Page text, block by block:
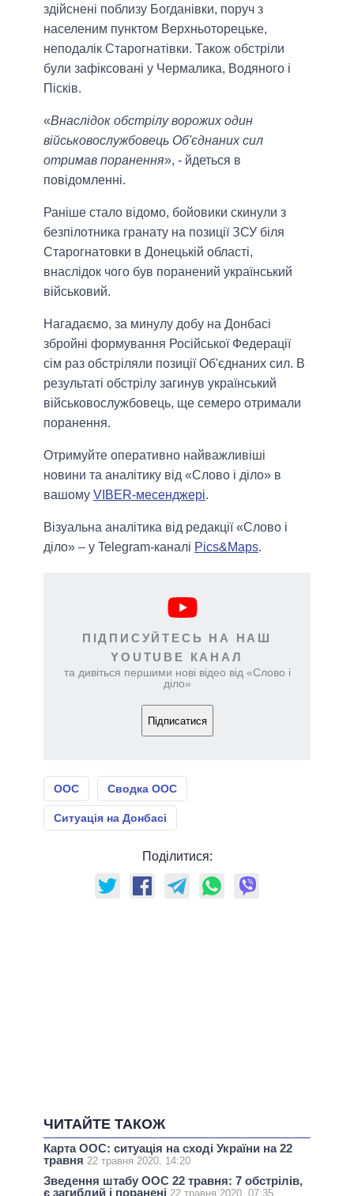
здійснені поблизу Богданівки, поруч з
населеним пунктом Верхньоторецьке,
неподалік Старогнатівки. Також обстріли
були зафіксовані у Чермалика, Водяного і
Пісків.
«Внаслідок обстрілу ворожих один
військовослужбовець Об'єднаних сил
отримав поранення», - йдеться в
повідомленні.
Раніше стало відомо, бойовики скинули з
безпілотника гранату на позиції ЗСУ біля
Старогнатовки в Донецькій області,
внаслідок чого був поранений український
військовий.
Нагадаємо, за минулу добу на Донбасі
збройні формування Російської Федерації
сім раз обстріляли позиції Об'єднаних сил. В
результаті обстрілу загинув український
військовослужбовець, ще семеро отримали
поранення.
Отримуйте оперативно найважливіші
новини та аналітику від «Слово і діло» в
вашому VIBER-месенджері.
Візуальна аналітика від редакції «Слово і
діло» – у Telegram-каналі Pics&Maps.
ПІДПИСУЙТЕСЬ НА НАШ
YOUTUBE КАНАЛ
та дивіться першими нові відео від «Слово і
діло»
Підписатися
ООС Сводка ООС
Ситуація на Донбасі
Поділитися:
ЧИТАЙТЕ ТАКОЖ
Карта ООС: ситуація на сході України на 22
травня 22 травня 2020, 14:20
Зведення штабу ООС 22 травня: 7 обстрілів,
є загиблий і поранені 22 травня 2020, 07:35